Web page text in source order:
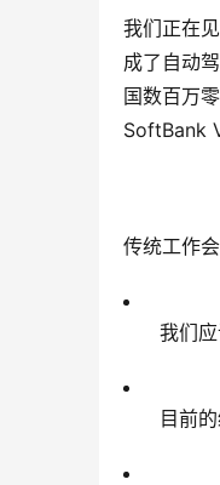
我们正在
成了自动
国数百万
SoftBank
传统工作
我们
目前